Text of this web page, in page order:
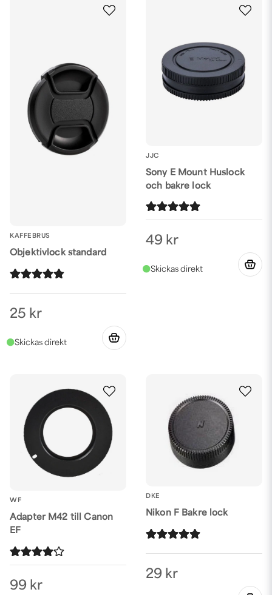
KAFFEBRUS
Objektivlock standard
25 kr
JJC
Sony E Mount Huslock
och bakre lock
49 kr
WF
Adapter M42 till Canon
EF
99 kr
DKE
Nikon F Bakre lock
29 kr